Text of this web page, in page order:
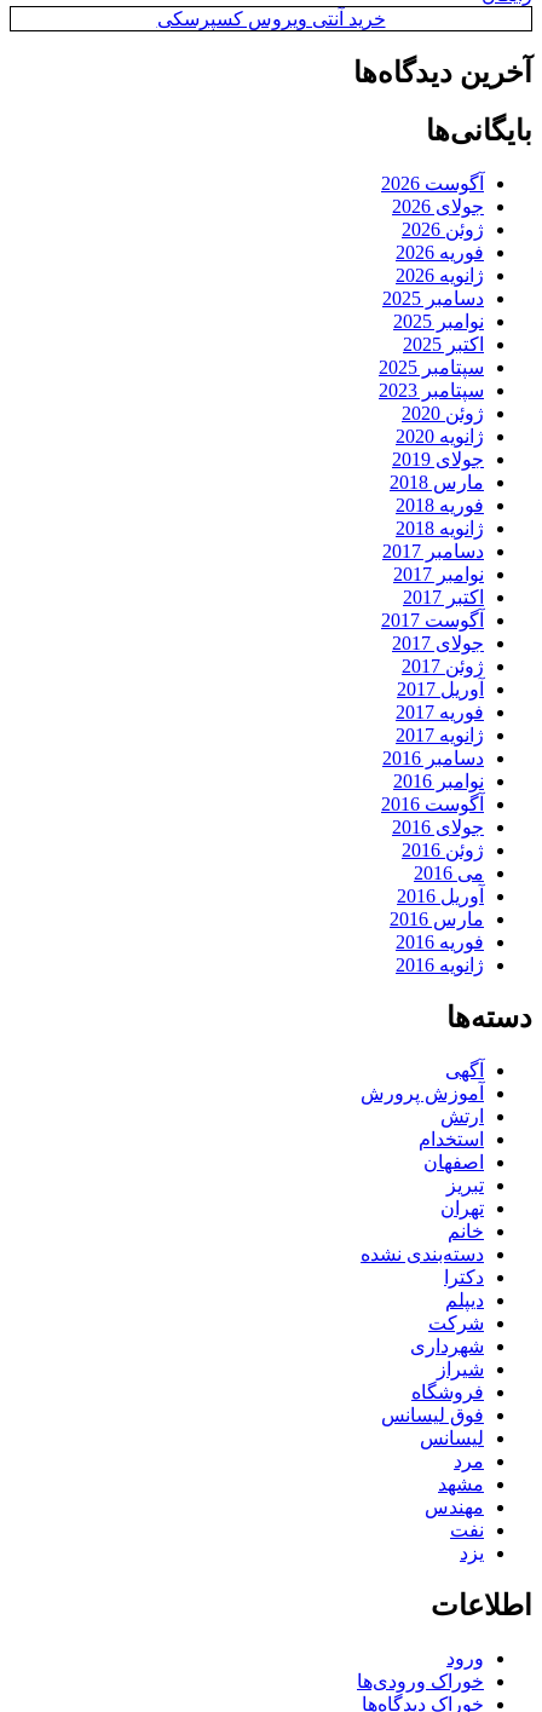
خرید آنتی ویروس کسپرسکی
آخرین دیدگاه‌ها
بایگانی‌ها
آگوست 2026
جولای 2026
ژوئن 2026
فوریه 2026
ژانویه 2026
دسامبر 2025
نوامبر 2025
اکتبر 2025
سپتامبر 2025
سپتامبر 2023
ژوئن 2020
ژانویه 2020
جولای 2019
مارس 2018
فوریه 2018
ژانویه 2018
دسامبر 2017
نوامبر 2017
اکتبر 2017
آگوست 2017
جولای 2017
ژوئن 2017
آوریل 2017
فوریه 2017
ژانویه 2017
دسامبر 2016
نوامبر 2016
آگوست 2016
جولای 2016
ژوئن 2016
می 2016
آوریل 2016
مارس 2016
فوریه 2016
ژانویه 2016
دسته‌ها
آگهی
آموزش پرورش
ارتش
استخدام
اصفهان
تبریز
تهران
خانم
دسته‌بندی نشده
دکترا
دیپلم
شرکت
شهرداری
شیراز
فروشگاه
فوق لیسانس
لیسانس
مرد
مشهد
مهندس
نفت
یزد
اطلاعات
ورود
خوراک ورودی‌ها
خوراک دیدگاه‌ها